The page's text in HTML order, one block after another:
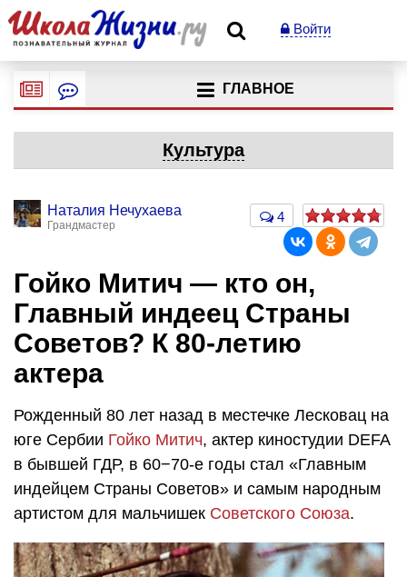
Войти
ГЛАВНОЕ
Культура
Наталия Нечухаева
Грандмастер
4
Гойко Митич — кто он,
Главный индеец Страны
Советов? К 80-летию
актера
Рожденный 80 лет назад в местечке Лесковац на
юге Сербии Гойко Митич, актер киностудии DEFA
в бывшей ГДР, в 60−70-е годы стал «Главным
индейцем Страны Советов» и самым народным
артистом для мальчишек Советского Союза.